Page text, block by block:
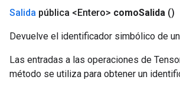
Salida pública <Entero> comoSalida ()
Devuelve el identificador simbólico de
Las entradas a las operaciones de
método se utiliza para obtener un